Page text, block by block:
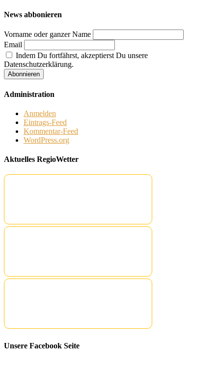
News abbonieren
Vorname oder ganzer Name
Email
Indem Du fortfährst, akzeptierst Du unsere
Datenschutzerklärung.
Administration
Anmelden
Eintrags-Feed
Kommentar-Feed
WordPress.org
Aktuelles RegioWetter
Unsere Facebook Seite